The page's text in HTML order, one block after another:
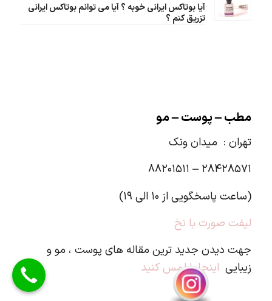
آیا بوتاکس ایرانی خوبه ؟ آیا می توانم بوتاکس ایرانی
تزریق کنم ؟
مطب – پوست – مو
تهران : میدان ونک
۲۸۴۲۸۵۷۱ – ۸۸۲۰۱۵۱۱
(ساعت پاسخگویی از ۱۰ الی ۱۹)
لیفت صورت با نخ
جهت دیدن جدید ترین مقاله های پوست ، مو و
زیبایی اینجا را لمس کنید